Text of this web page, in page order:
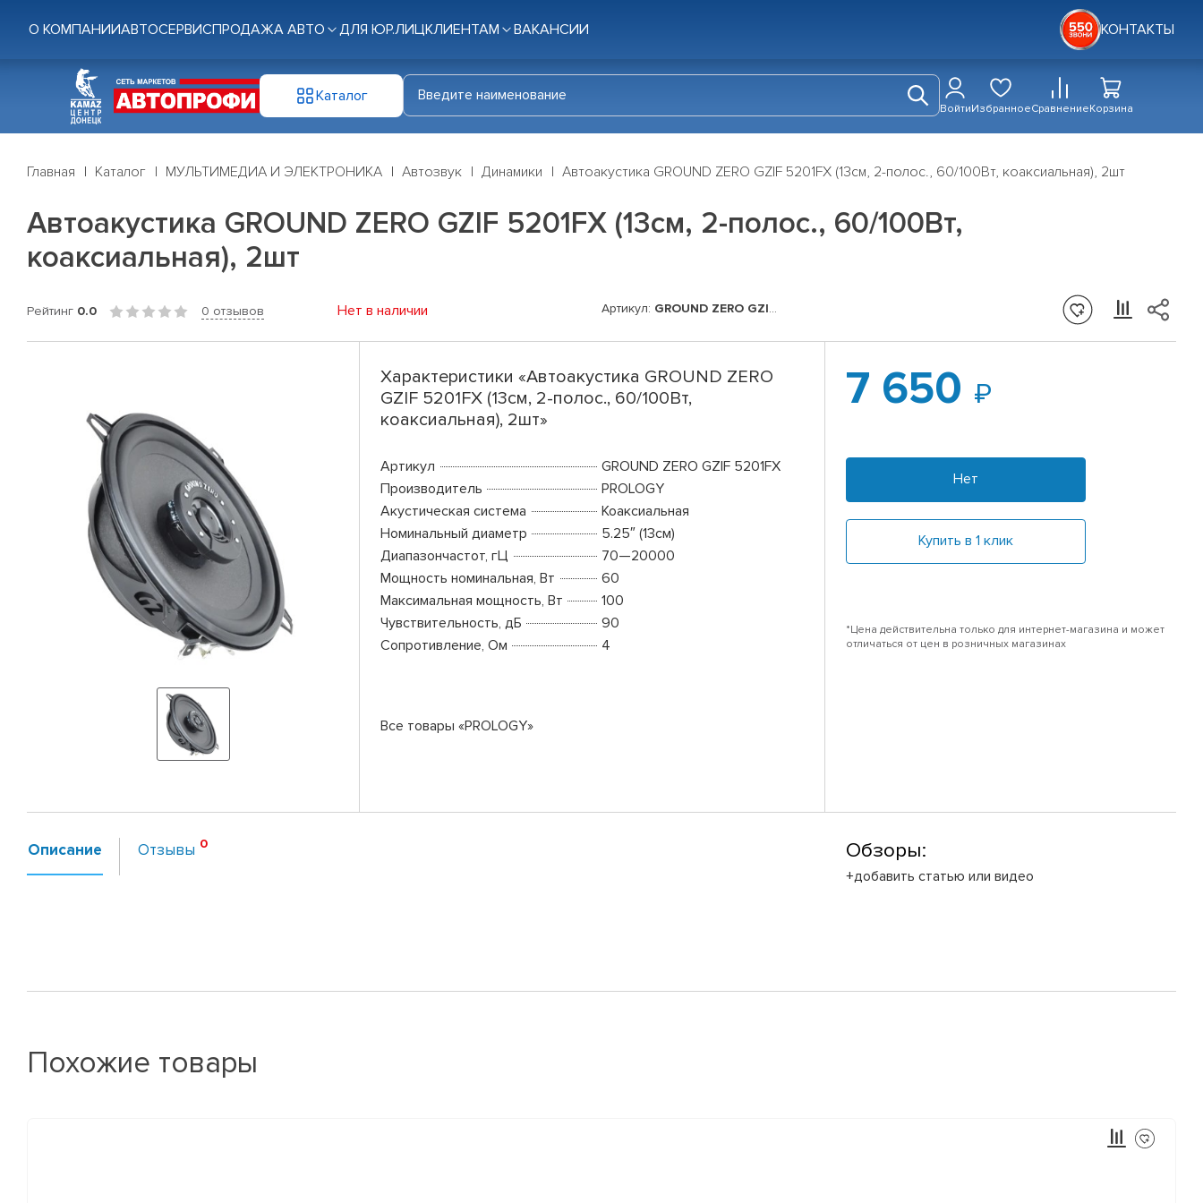
О КОМПАНИИАВТОСЕРВИСПРОДАЖА АВТО ДЛЯ ЮР.ЛИЦКЛИЕНТАМ ВАКАНСИИ КОНТАКТЫ
Каталог
ВойтиИзбранноеСравнениеКорзина
Главная Каталог МУЛЬТИМЕДИА И ЭЛЕКТРОНИКА Автозвук Динамики Автоакустика GROUND ZERO GZIF 5201FX (13см, 2-полос., 60/100Вт, коаксиальная), 2шт
Автоакустика GROUND ZERO GZIF 5201FX (13см, 2-полос., 60/100Вт,
коаксиальная), 2шт
Рейтинг 0.0 0 отзывов Нет в наличии Артикул: GROUND ZERO GZIF 5201FX
Характеристики «Автоакустика GROUND ZERO
GZIF 5201FX (13см, 2-полос., 60/100Вт,
коаксиальная), 2шт»
Артикул
GROUND ZERO GZIF 5201FX
Производитель
PROLOGY
Акустическая система
Коаксиальная
Номинальный диаметр
5.25″ (13см)
Диапазончастот, гЦ
70—20000
Мощность номинальная, Вт
60
Максимальная мощность, Вт
100
Чувствительность, дБ
90
Сопротивление, Ом
4
Все товары «PROLOGY»
7 650
Нет
Купить в 1 клик
*Цена действительна только для интернет-магазина и может
отличаться от цен в розничных магазинах
Описание Отзывы Обзоры:
+добавить статью или видео
Похожие товары